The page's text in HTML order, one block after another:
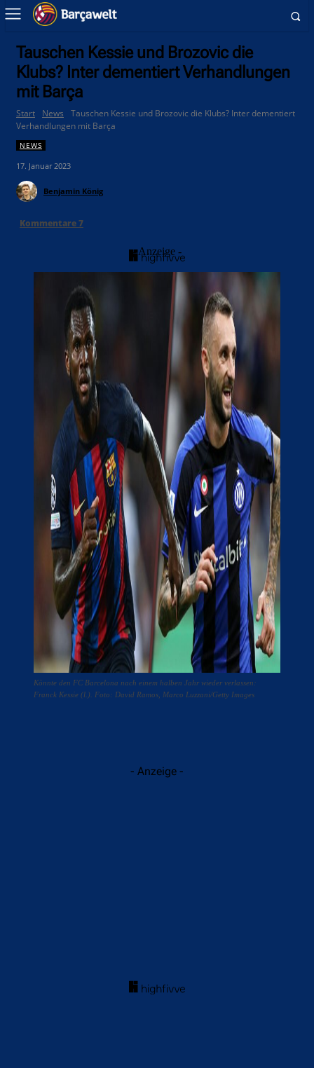
Tauschen Kessie und Brozovic die
Klubs? Inter dementiert Verhandlungen
mit Barça
Start News
Tauschen Kessie und Brozovic die Klubs? Inter dementiert
Verhandlungen mit Barça
NEWS
17. Januar 2023
Benjamin König
Kommentare7
- Anzeige -
Könnte den FC Barcelona nach einem halben Jahr wieder verlassen:
Franck Kessie (l.). Foto: David Ramos, Marco Luzzani/Getty Images
- Anzeige -